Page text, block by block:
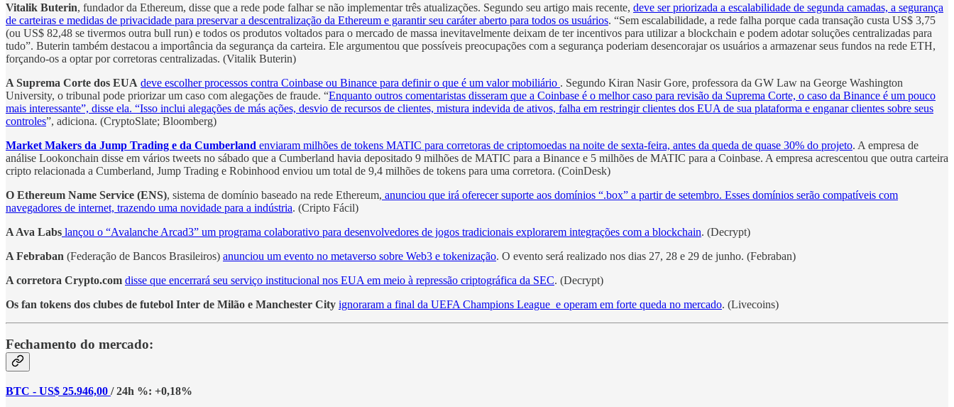
Vitalik Buterin, fundador da Ethereum, disse que a rede pode falhar se não implementar três atualizações. Segundo seu artigo mais recente, deve ser priorizada a escalabilidade de segunda camadas, a segurança
de carteiras e medidas de privacidade para preservar a descentralização da Ethereum e garantir seu caráter aberto para todos os usuários. “Sem escalabilidade, a rede falha porque cada transação custa US$ 3,75
(ou US$ 82,48 se tivermos outra bull run) e todos os produtos voltados para o mercado de massa inevitavelmente deixam de ter incentivos para utilizar a blockchain e podem adotar soluções centralizadas para
tudo”. Buterin também destacou a importância da segurança da carteira. Ele argumentou que possíveis preocupações com a segurança poderiam desencorajar os usuários a armazenar seus fundos na rede ETH,
forçando-os a optar por corretoras centralizadas. (Vitalik Buterin)
A Suprema Corte dos EUA deve escolher processos contra Coinbase ou Binance para definir o que é um valor mobiliário . Segundo Kiran Nasir Gore, professora da GW Law na George Washington
University, o tribunal pode priorizar um caso com alegações de fraude. “Enquanto outros comentaristas disseram que a Coinbase é o melhor caso para revisão da Suprema Corte, o caso da Binance é um pouco
mais interessante”, disse ela. “Isso inclui alegações de más ações, desvio de recursos de clientes, mistura indevida de ativos, falha em restringir clientes dos EUA de sua plataforma e enganar clientes sobre seus
controles”, adiciona. (CryptoSlate; Bloomberg)
Market Makers da Jump Trading e da Cumberland enviaram milhões de tokens MATIC para corretoras de criptomoedas na noite de sexta-feira, antes da queda de quase 30% do projeto. A empresa de
análise Lookonchain disse em vários tweets no sábado que a Cumberland havia depositado 9 milhões de MATIC para a Binance e 5 milhões de MATIC para a Coinbase. A empresa acrescentou que outra carteira
cripto relacionada a Cumberland, Jump Trading e Robinhood enviou um total de 9,4 milhões de tokens para uma corretora. (CoinDesk)
O Ethereum Name Service (ENS), sistema de domínio baseado na rede Ethereum, anunciou que irá oferecer suporte aos domínios “.box” a partir de setembro. Esses domínios serão compatíveis com
navegadores de internet, trazendo uma novidade para a indústria. (Cripto Fácil)
A Ava Labs lançou o “Avalanche Arcad3” um programa colaborativo para desenvolvedores de jogos tradicionais explorarem integrações com a blockchain. (Decrypt)
A Febraban (Federação de Bancos Brasileiros) anunciou um evento no metaverso sobre Web3 e tokenização. O evento será realizado nos dias 27, 28 e 29 de junho. (Febraban)
A corretora Crypto.com disse que encerrará seu serviço institucional nos EUA em meio à repressão criptográfica da SEC. (Decrypt)
Os fan tokens dos clubes de futebol Inter de Milão e Manchester City ignoraram a final da UEFA Champions League e operam em forte queda no mercado. (Livecoins)
Fechamento do mercado:
BTC - US$ 25.946,00 / 24h %: +0,18%